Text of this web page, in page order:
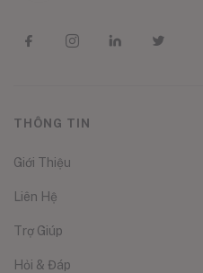
THÔNG TIN
Giới Thiệu
Liên Hệ
Trợ Giúp
Hỏi & Đáp